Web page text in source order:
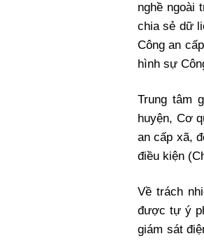
nghề ngoài
chia sẻ dữ
Công an
hình sự
Trung tâm
huyện, Cơ
an cấp xã,
điều kiện
Về trách
được tự ý
giám sát